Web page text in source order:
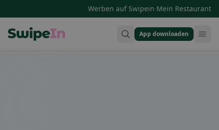
Werben auf Swipein·Mein Restaurant
App downloaden